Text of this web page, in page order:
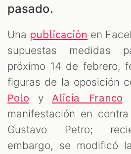
pasado.
Una publicación en
supuestas medidas
próximo 14 de febrero,
figuras de la oposición
Polo y Alicia Franco
manifestación en
Gustavo Petro;
embargo, se modificó